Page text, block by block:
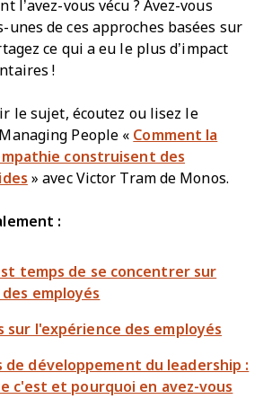
l’avez-vous vécu ? Avez-vous
unes de ces approches basées sur
ce qui a eu le plus d’impact
!
le sujet, écoutez ou lisez le
People « Comment la
construisent des
» avec Victor Tram de Monos.
:
temps de se concentrer sur
employés
sur l'expérience des employés
de développement du leadership :
c'est et pourquoi en avez-vous